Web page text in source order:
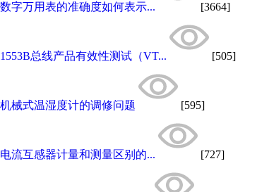
数字万用表的准确度如何表示... [3664]
1553B总线产品有效性测试（VT... [505]
机械式温湿度计的调修问题 [595]
电流互感器计量和测量区别的... [727]